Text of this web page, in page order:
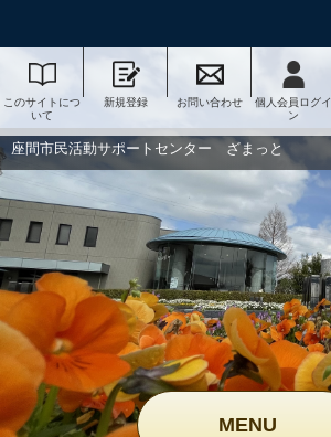
このサイトにつ
いて
新規登録 お問い合わせ
個人会員ログイ
ン
座間市民活動サポートセンター ざまっと
MENU